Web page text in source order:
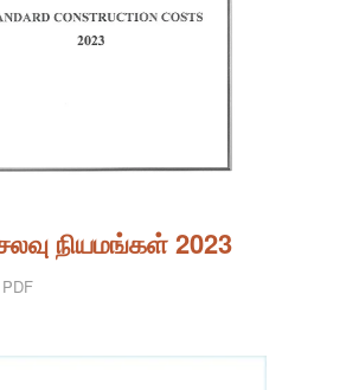
நியமங்கள் 2023